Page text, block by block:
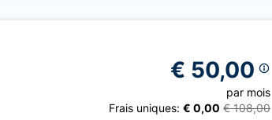
€ 50,00
par mois
Frais uniques: € 0,00 € 108,00